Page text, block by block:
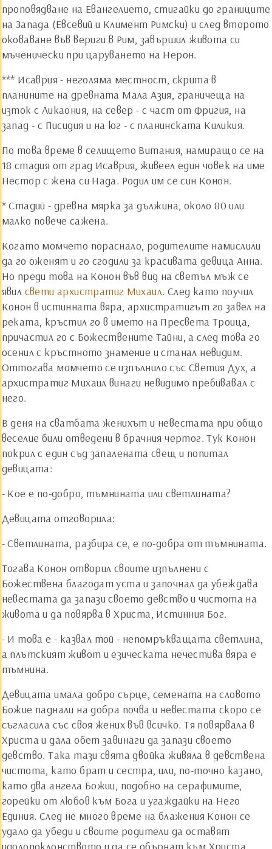
проповядване на Евангелието, стигайки до границите
на Запада (Евсевий и Климент Римски) и след второто
оковаване във вериги в Рим, завършил живота си
мъченически при царуването на Нерон.
*** Исаврия - неголяма местност, скрита в
планините на древната Мала Азия, граничеща на
изток с Ликаония, на север - с част от Фригия, на
запад - с Писидия и на юг - с планинската Киликия.
По това време в селището Витания, намиращо се на
18 стадия от град Исаврия, живеел един човек на име
Нестор с жена си Нада. Родил им се син Конон.
* Стадий - древна мярка за дължина, около 80 или
малко повече сажена.
Когато момчето пораснало, родителите намислили
да го оженят и го сгодили за красивата девица Анна.
Но преди това на Конон във вид на светъл мъж се
явил свети архистратиг Михаил. След като поучил
Конон в истинната вяра, архистратигът го завел на
реката, кръстил го в името на Пресвета Троица,
причастил го с Божествените Тайни, а след това го
осенил с кръстното знамение и станал невидим.
Оттогава момчето се изпълнило със Светия Дух, а
архистратиг Михаил винаги невидимо пребивавал с
него.
В деня на сватбата женихът и невестата при общо
веселие били отведени в брачния чертог. Тук Конон
покрил с един съд запалената свещ и попитал
девицата:
- Кое е по-добро, тъмнината или светлината?
Девицата отговорила:
- Светлината, разбира се, е по-добра от тъмнината.
Тогава Конон отворил своите изпълнени с
Божествена благодат уста и започнал да убеждава
невестата да запази своето девство и чистота на
живота и да повярва в Христа, Истинния Бог.
- И това е - казвал той - непомръкващата светлина,
а плътският живот и езическата нечестива вяра е
тъмнина.
Девицата имала добро сърце, семената на словото
Божие паднали на добра почва и невестата скоро се
съгласила със своя жених във всичко. Тя повярвала в
Христа и дала обет завинаги да запази своето
девство. Така тази свята двойка живяла в девствена
чистота, като брат и сестра, или, по-точно казано,
като два ангела Божии, подобно на серафимите,
горейки от любов към Бога и угаждайки на Него
Единия. След не много време на блажения Конон се
удало да убеди и своите родители да оставят